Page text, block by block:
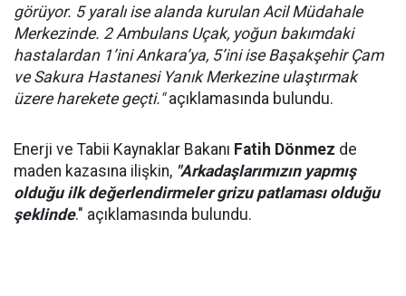
görüyor. 5 yaralı ise alanda kurulan Acil Müdahale
Merkezinde. 2 Ambulans Uçak, yoğun bakımdaki
hastalardan 1’ini Ankara’ya, 5’ini ise Başakşehir Çam
ve Sakura Hastanesi Yanık Merkezine ulaştırmak
üzere harekete geçti."açıklamasında bulundu.
Enerji ve Tabii Kaynaklar Bakanı Fatih Dönmez de
maden kazasına ilişkin, "Arkadaşlarımızın yapmış
olduğu ilk değerlendirmeler grizu patlaması olduğu
şeklinde." açıklamasında bulundu.